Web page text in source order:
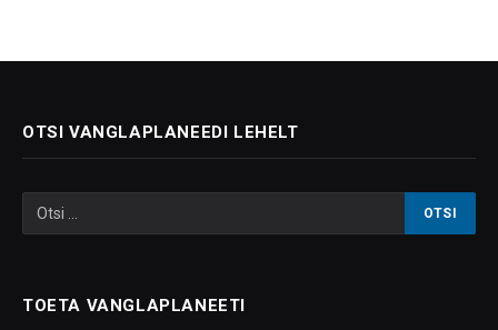
OTSI VANGLAPLANEEDI LEHELT
TOETA VANGLAPLANEETI